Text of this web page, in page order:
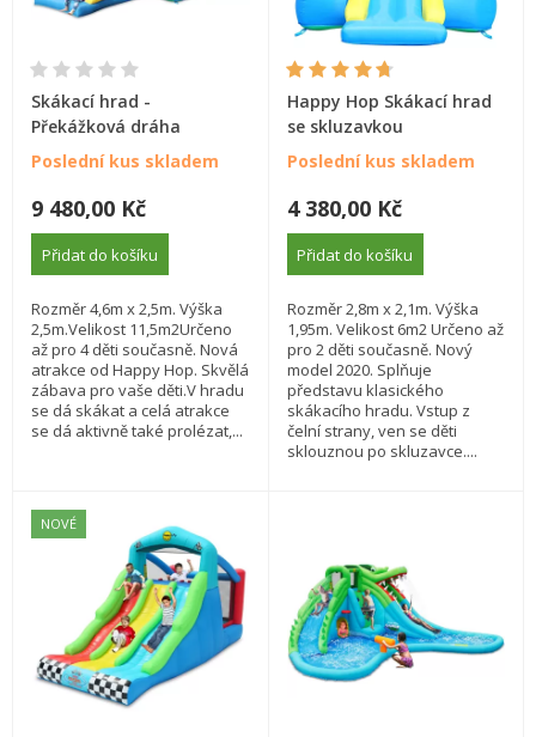
Skákací hrad -
Překážková dráha
Poslední kus skladem
9 480,00 Kč
Přidat do košíku
Rozměr 4,6m x 2,5m. Výška
2,5m.Velikost 11,5m2Určeno
až pro 4 děti současně. Nová
atrakce od Happy Hop. Skvělá
zábava pro vaše děti.V hradu
se dá skákat a celá atrakce
se dá aktivně také prolézat,...
Happy Hop Skákací hrad
se skluzavkou
Poslední kus skladem
4 380,00 Kč
Přidat do košíku
Rozměr 2,8m x 2,1m. Výška
1,95m. Velikost 6m2 Určeno až
pro 2 děti současně. Nový
model 2020. Splňuje
představu klasického
skákacího hradu. Vstup z
čelní strany, ven se děti
sklouznou po skluzavce....
NOVÉ